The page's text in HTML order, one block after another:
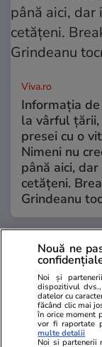
Viva.ro
Informația
la vârful țării,
presei cu o
Nimeni nu
până aici,
cetățeni.
Grindeanu
GSPNouă ne
Noi și
dispozitivul
datelor cu
făcând clic mai
în orice moment
vor fi raportate
multe detalii
Noi si partenerii